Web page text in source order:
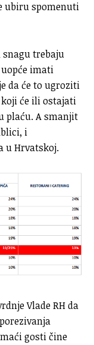
ubiru spomenuti
snagu trebaju
imati
da će to ugroziti
će ili ostajati
plaću. A smanjit
i
u Hrvatskoj.
Vlade RH da
gosti čine